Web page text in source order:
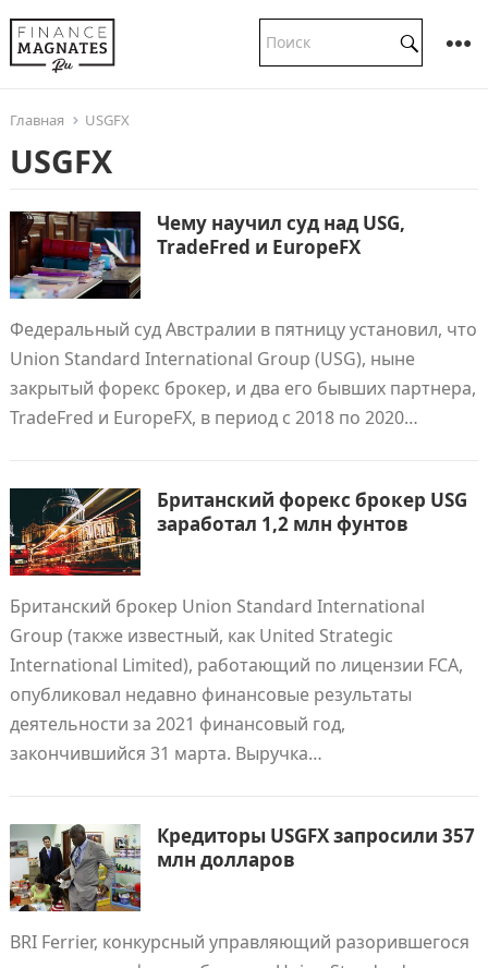
Главная USGFX
USGFX
Чему научил суд над USG,
TradeFred и EuropeFX
Федеральный суд Австралии в пятницу установил, что
Union Standard International Group (USG), ныне
закрытый форекс брокер, и два его бывших партнера,
TradeFred и EuropeFX, в период с 2018 по 2020…
Британский форекс брокер USG
заработал 1,2 млн фунтов
Британский брокер Union Standard International
Group (также известный, как United Strategic
International Limited), работающий по лицензии FCA,
опубликовал недавно финансовые результаты
деятельности за 2021 финансовый год,
закончившийся 31 марта. Выручка…
Кредиторы USGFX запросили 357
млн долларов
BRI Ferrier, конкурсный управляющий разорившегося